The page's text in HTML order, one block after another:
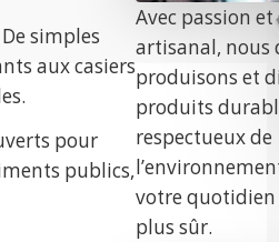
Avec passion
artisanal, nous
produisons et
produits
respectueux de
votre quotidien
plus sûr.
simples
aux casiers
pour
publics,